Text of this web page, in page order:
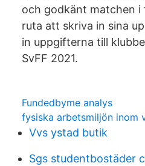
och godkänt matchen i
ruta att skriva in sina
in uppgifterna till
SvFF 2021.
Fundedbyme analys
fysiska arbetsmiljön inom
Vvs ystad butik
Sgs studentbostäder